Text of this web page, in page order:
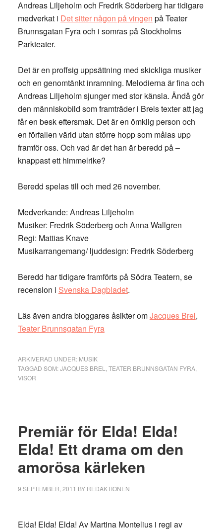
Andreas Liljeholm och Fredrik Söderberg har tidigare
medverkat i Det sitter någon på vingen på Teater
Brunnsgatan Fyra och i somras på Stockholms
Parkteater.
Det är en proffsig uppsättning med skickliga musiker
och en genomtänkt inramning. Melodierna är fina och
Andreas Liljeholm sjunger med stor känsla. Ändå gör
den människobild som framträder i Brels texter att jag
får en besk eftersmak. Det är en ömklig person och
en förfallen värld utan större hopp som målas upp
framför oss. Och vad är det han är beredd på –
knappast ett himmelrike?
Beredd spelas till och med 26 november.
Medverkande: Andreas Liljeholm
Musiker: Fredrik Söderberg och Anna Wallgren
Regi: Mattias Knave
Musikarrangemang/ ljuddesign: Fredrik Söderberg
Beredd har tidigare framförts på Södra Teatern, se
recension i Svenska Dagbladet.
Läs även andra bloggares åsikter omJacques Brel,
Teater Brunnsgatan Fyra
ARKIVERAD UNDER: MUSIK
TAGGAD SOM:JACQUES BREL TEATER BRUNNSGATAN FYRA,
VISOR
Premiär för Elda! Elda!
Elda! Ett drama om den
amorösa kärleken
9 SEPTEMBER, 2011 BY REDAKTIONEN
Elda! Elda! Elda! Av Martina Montelius i regi av